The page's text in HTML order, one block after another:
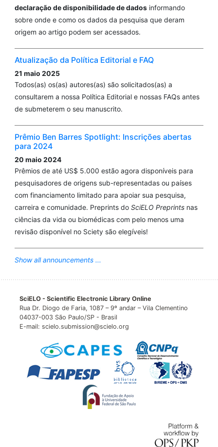
declaração de disponibilidade de dados informando
sobre onde e como os dados da pesquisa que deram
origem ao artigo podem ser acessados.
Atualização da Política Editorial e FAQ
21 maio 2025
Todos(as) os(as) autores(as) são solicitados(as) a
consultarem a nossa Política Editorial e nossas FAQs antes
de submeterem o seu manuscrito.
Prêmio Ben Barres Spotlight: Inscrições abertas
para 2024
20 maio 2024
Prêmios de até US$ 5.000 estão agora disponíveis para
pesquisadores de origens sub-representadas ou países
com financiamento limitado para apoiar sua pesquisa,
carreira e comunidade. Preprints do SciELO Preprints nas
ciências da vida ou biomédicas com pelo menos uma
revisão disponível no Sciety são elegíveis!
Show all announcements ...
SciELO - Scientific Electronic Library Online
Rua Dr. Diogo de Faria, 1087 – 9º andar – Vila Clementino
04037-003 São Paulo/SP - Brasil
E-mail: scielo.submission@scielo.org